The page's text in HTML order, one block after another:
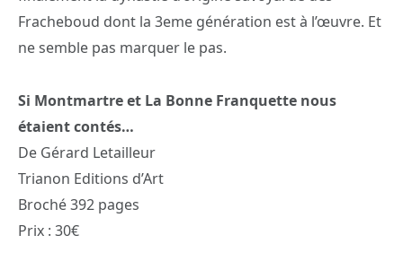
Fracheboud dont la 3eme génération est à l’œuvre. Et
ne semble pas marquer le pas.
Si Montmartre et La Bonne Franquette nous
étaient contés…
De Gérard Letailleur
Trianon Editions d’Art
Broché 392 pages
Prix : 30€